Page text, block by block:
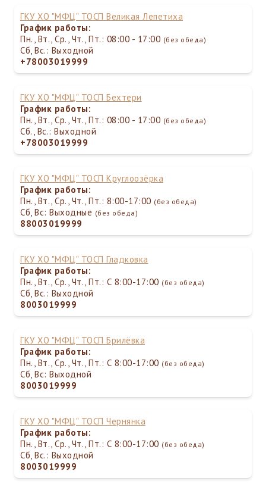
ГКУ ХО "МФЦ" ТОСП Великая Лепетиха
График работы:
Пн., Вт., Ср., Чт., Пт.: 08:00 - 17:00 (без обеда)
Сб, Вс.: Выходной
+78003019999
ГКУ ХО "МФЦ" ТОСП Бехтери
График работы:
Пн., Вт., Ср., Чт., Пт.: 08:00 - 17:00 (без обеда)
Сб., Вс.: Выходной
+78003019999
ГКУ ХО "МФЦ" ТОСП Круглоозёрка
График работы:
Пн., Вт., Ср., Чт., Пт.: 8:00-17:00 (без обеда)
Сб, Вс: Выходные (без обеда)
88003019999
ГКУ ХО "МФЦ" ТОСП Гладковка
График работы:
Пн., Вт., Ср., Чт., Пт.: С 8:00-17:00 (без обеда)
Сб, Вс.: Выходной
8003019999
ГКУ ХО "МФЦ" ТОСП Брилёвка
График работы:
Пн., Вт., Ср., Чт., Пт.: С 8:00-17:00 (без обеда)
Сб, Вс: Выходной
8003019999
ГКУ ХО "МФЦ" ТОСП Чернянка
График работы:
Пн., Вт., Ср., Чт., Пт.: С 8:00-17:00 (без обеда)
Сб, Вс.: Выходной
8003019999